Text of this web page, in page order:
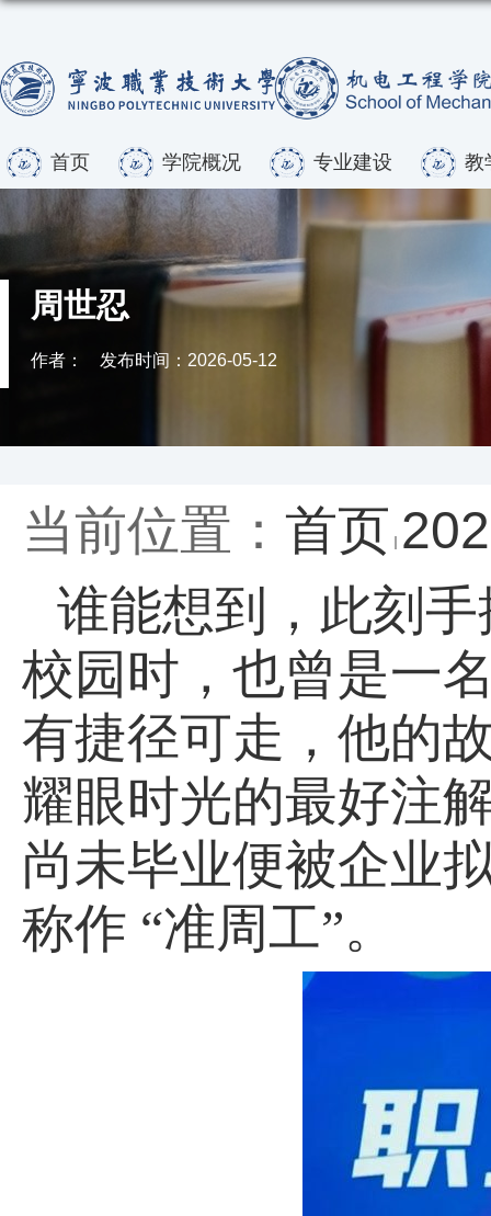
首页 学院概况 专业建设 教
周世忍
作者： 发布时间：2026-05-12
当前位置： 首页
谁能想到，此刻
校园时，也曾是一
有捷径可走，他的
耀眼时光的最好注
尚未毕业便被企业
称作 “准周工”。